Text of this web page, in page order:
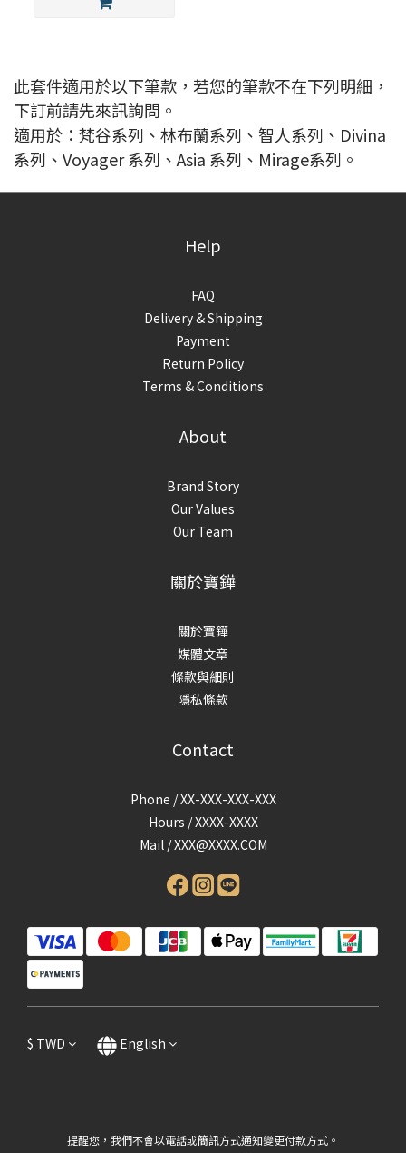
此套件適用於以下筆款，若您的筆款不在下列明細，
下訂前請先來訊詢問。
適用於：梵谷系列、林布蘭系列、智人系列、Divina
系列、Voyager 系列、Asia 系列、Mirage系列。
Help
FAQ
Delivery & Shipping
Payment
Return Policy
Terms & Conditions
About
Brand Story
Our Values
Our Team
關於寶鏵
關於寶鏵
媒體文章
條款與細則
隱私條款
Contact
Phone / XX-XXX-XXX-XXX
Hours / XXXX-XXXX
Mail /XXX@XXXX.COM
$ TWD English
提醒您，我們不會以電話或簡訊方式通知變更付款方式。